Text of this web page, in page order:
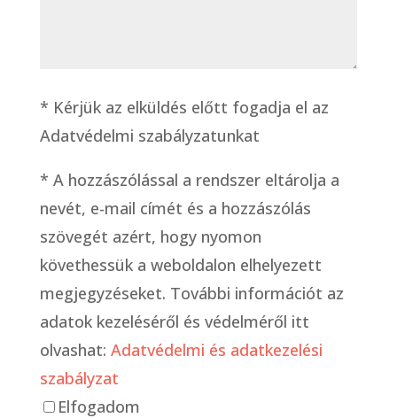
* Kérjük az elküldés előtt fogadja el az
Adatvédelmi szabályzatunkat
* A hozzászólással a rendszer eltárolja a
nevét, e-mail címét és a hozzászólás
szövegét azért, hogy nyomon
követhessük a weboldalon elhelyezett
megjegyzéseket. További információt az
adatok kezeléséről és védelméről itt
olvashat: Adatvédelmi és adatkezelési
szabályzat
Elfogadom